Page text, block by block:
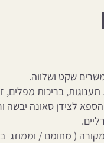
שקט ושלווה.
בריכות מפלים,
הספא לצידן סאונה
( מחומם / וממוזג